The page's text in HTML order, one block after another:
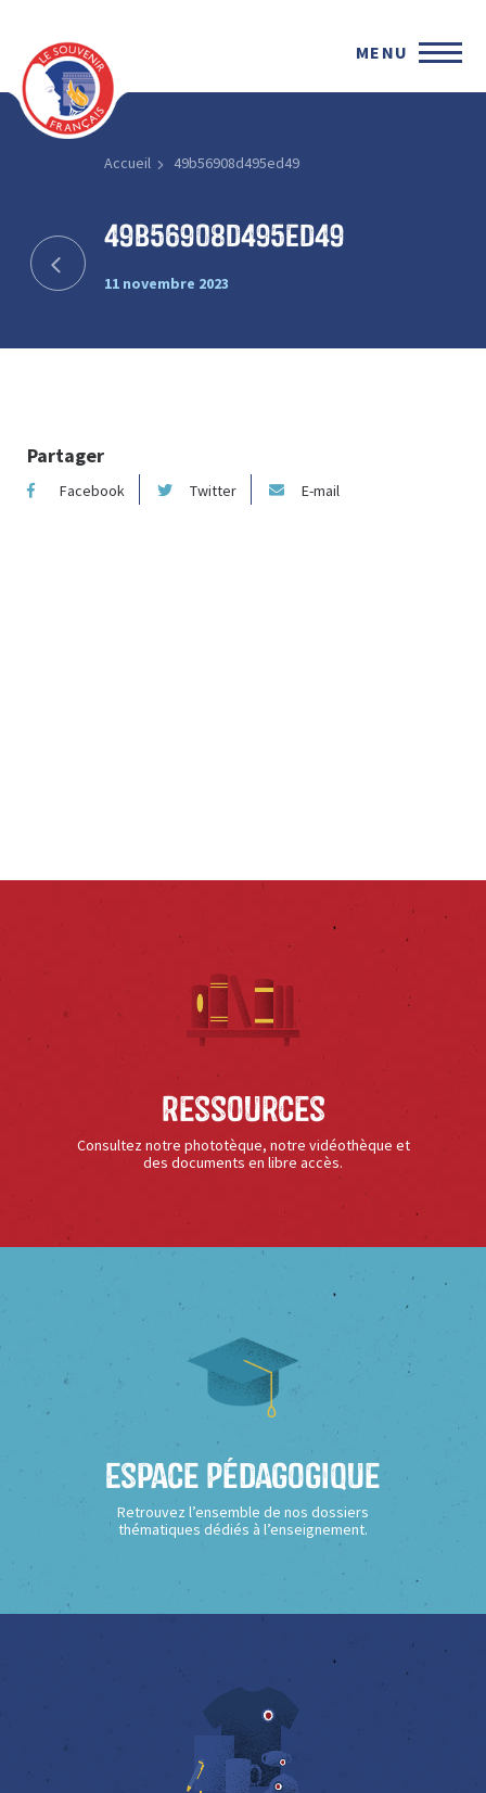
MENU
Accueil 49b56908d495ed49
49b56908d495ed49
11 novembre 2023
Partager
Facebook Twitter E-mail
Ressources
Consultez notre phototèque, notre vidéothèque et
des documents en libre accès.
Espace Pédagogique
Retrouvez l’ensemble de nos dossiers
thématiques dédiés à l’enseignement.